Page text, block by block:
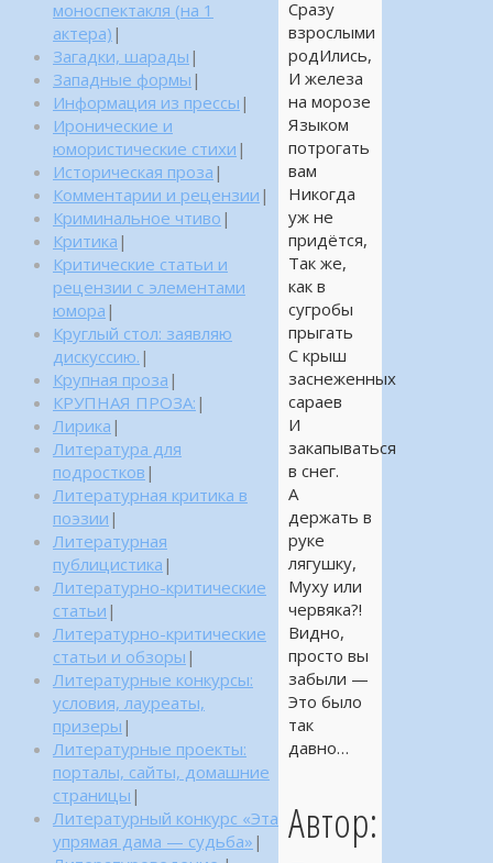
Сразу
взрослыми
родИлись,
И железа
на морозе
Языком
потрогать
вам
Никогда
уж не
придётся,
Так же,
как в
сугробы
прыгать
С крыш
заснеженных
сараев
И
закапываться
в снег.
А
держать в
руке
лягушку,
Муху или
червяка?!
Видно,
просто вы
забыли —
Это было
так
давно…
Автор:
моноспектакля (на 1
актера) |
Загадки, шарады |
Западные формы |
Информация из прессы |
Иронические и
юмористические стихи |
Историческая проза |
Комментарии и рецензии |
Криминальное чтиво |
Критика |
Критические статьи и
рецензии с элементами
юмора |
Круглый стол: заявляю
дискуссию. |
Крупная проза |
КРУПНАЯ ПРОЗА: |
Лирика |
Литература для
подростков |
Литературная критика в
поэзии |
Литературная
публицистика |
Литературно-критические
статьи |
Литературно-критические
статьи и обзоры |
Литературные конкурсы:
условия, лауреаты,
призеры |
Литературные проекты:
порталы, сайты, домашние
страницы |
Литературный конкурс «Эта
упрямая дама — судьба» |